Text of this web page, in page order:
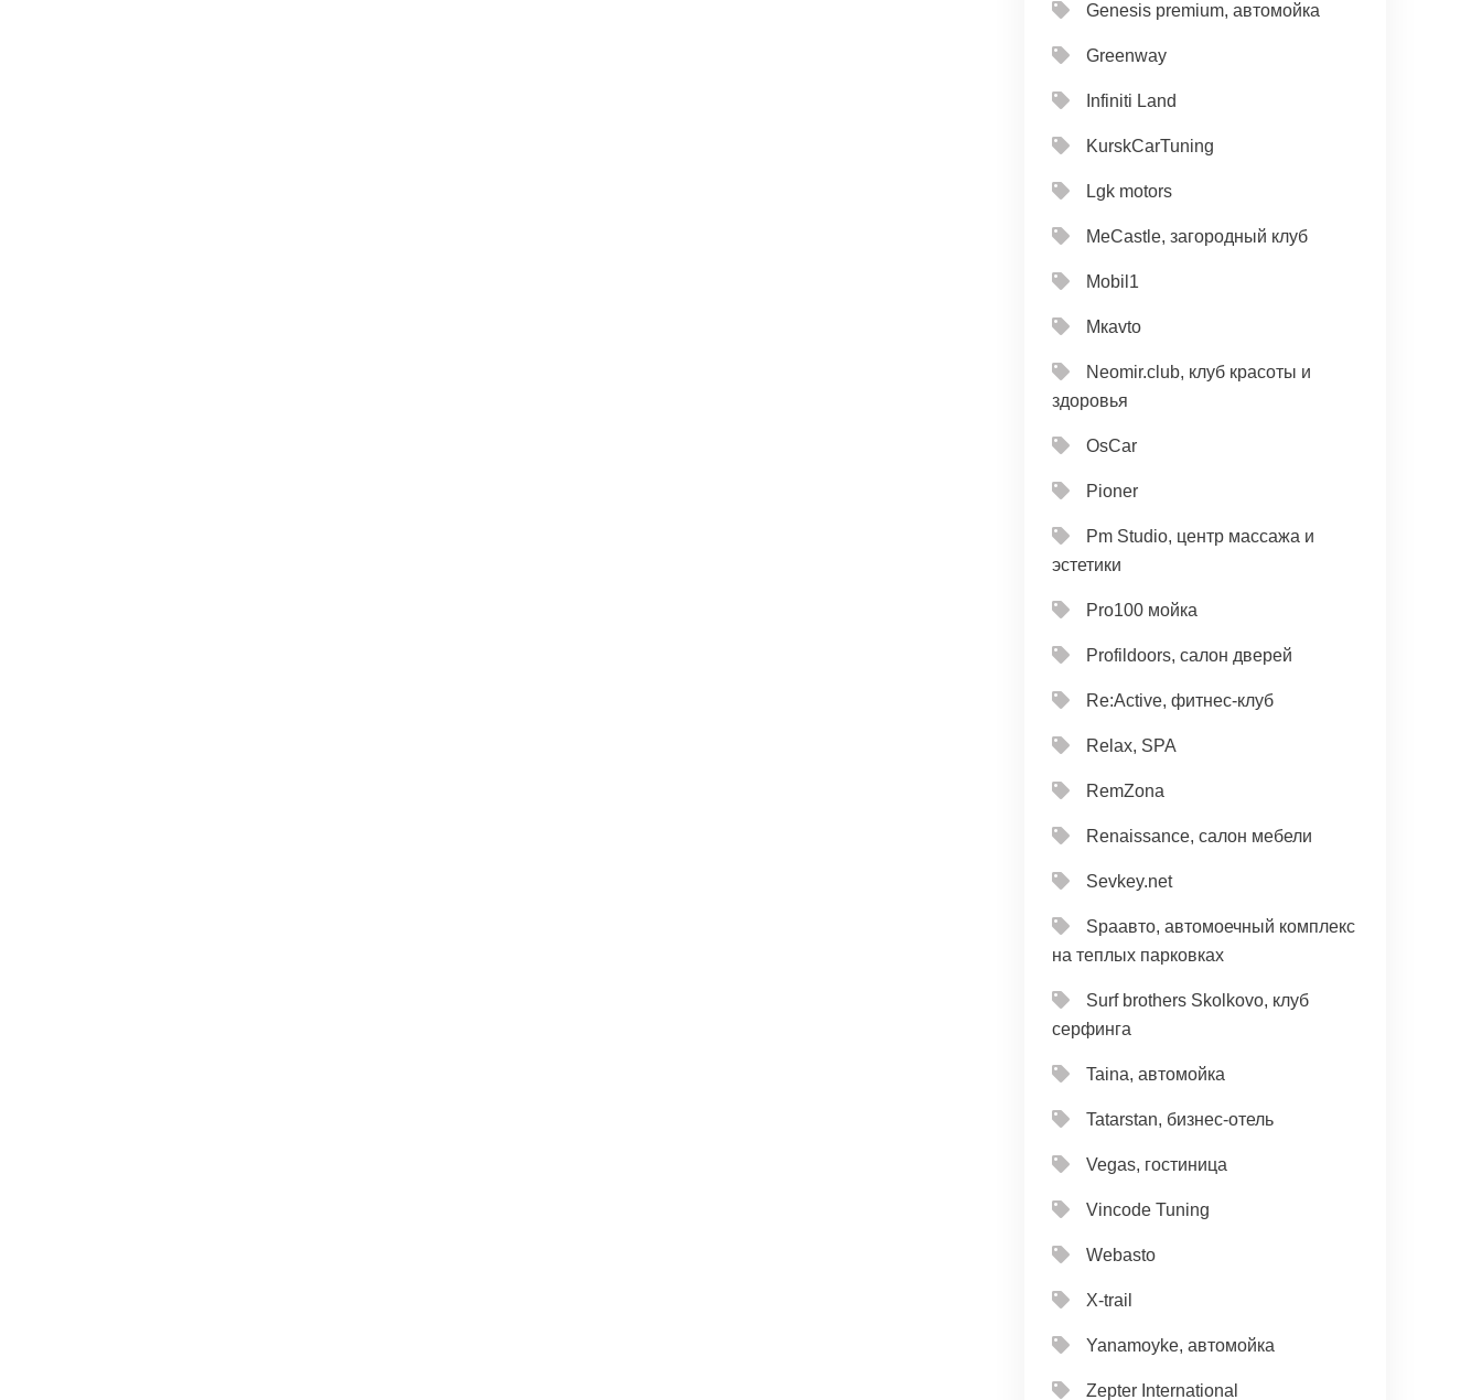
Genesis premium, автомойка
Greenway
Infiniti Land
KurskCarTuning
Lgk motors
MeCastle, загородный клуб
Mobil1
Mкavto
Neomir.club, клуб красоты и
здоровья
OsCar
Pioner
Pm Studio, центр массажа и
эстетики
Pro100 мойка
Profildoors, салон дверей
Re:Active, фитнес-клуб
Relax, SPA
RemZona
Renaissance, салон мебели
Sevkey.net
Spaавто, автомоечный комплекс
на теплых парковках
Surf brothers Skolkovo, клуб
серфинга
Taina, автомойка
Tatarstan, бизнес-отель
Vegas, гостиница
Vincode Tuning
Webasto
X-trail
Yanamoyke, автомойка
Zepter International